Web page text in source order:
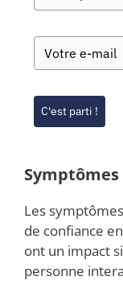
C'est parti !
Les
de confiance
ont un impact
personne